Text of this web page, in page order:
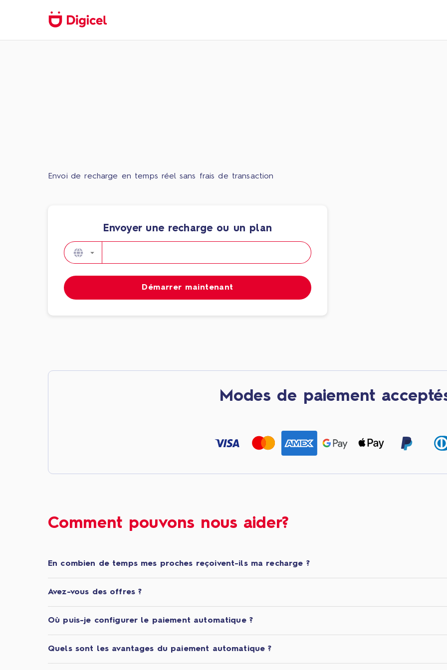
Envoi de recharge en temps réel sans frais de transaction
Envoyer une recharge ou un plan
Démarrer maintenant
Modes de paiement
Comment pouvons nous aider?
En combien de temps mes proches reçoivent-ils ma recharge ?
Avez-vous des offres ?
Où puis-je configurer le paiement automatique ?
Quels sont les avantages du paiement automatique ?